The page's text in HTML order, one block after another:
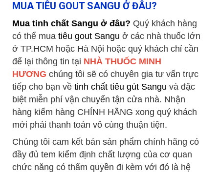
MUA TIÊU GOUT SANGU Ở ĐÂU?
Mua tinh chất Sangu ở đâu? Quý khách hàng
có thể mua tiêu gout Sangu ở các nhà thuốc lớn
ở TP.HCM hoặc Hà Nội hoặc quý khách chỉ cần
để lại thông tin tại NHÀ THUỐC MINH
HƯƠNG chúng tôi sẽ có chuyên gia tư vấn trực
tiếp cho bạn về tinh chất tiêu gút Sangu và đặc
biệt miễn phí vận chuyển tận cửa nhà. Nhận
hàng kiểm hàng CHÍNH HÃNG xong quý khách
mới phải thanh toán vô cùng thuận tiện.
Chúng tôi cam kết bán sản phẩm chính hãng có
đầy đủ tem kiểm định chất lượng của cơ quan
chức năng có thẩm quyền đi kèm với đó là hệ